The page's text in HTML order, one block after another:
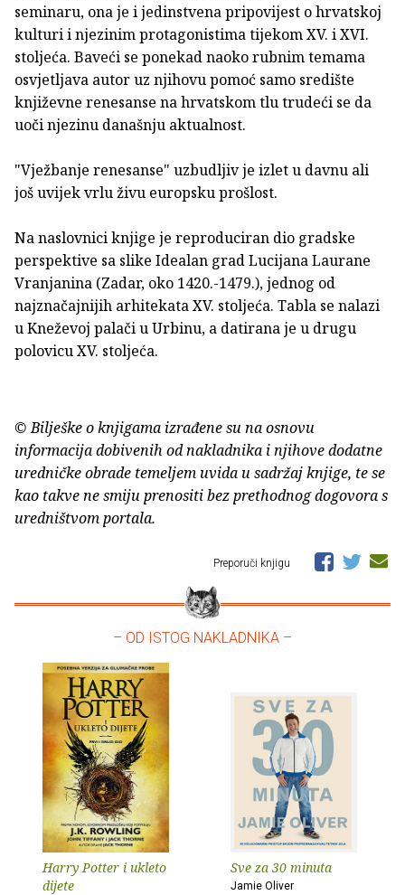
seminaru, ona je i jedinstvena pripovijest o hrvatskoj
kulturi i njezinim protagonistima tijekom XV. i XVI.
stoljeća. Baveći se ponekad naoko rubnim temama
osvjetljava autor uz njihovu pomoć samo središte
književne renesanse na hrvatskom tlu trudeći se da
uoči njezinu današnju aktualnost.
"Vježbanje renesanse" uzbudljiv je izlet u davnu ali
još uvijek vrlu živu europsku prošlost.
Na naslovnici knjige je reproduciran dio gradske
perspektive sa slike Idealan grad Lucijana Laurane
Vranjanina (Zadar, oko 1420.-1479.), jednog od
najznačajnijih arhitekata XV. stoljeća. Tabla se nalazi
u Kneževoj palači u Urbinu, a datirana je u drugu
polovicu XV. stoljeća.
© Bilješke o knjigama izrađene su na osnovu
informacija dobivenih od nakladnika i njihove dodatne
uredničke obrade temeljem uvida u sadržaj knjige, te se
kao takve ne smiju prenositi bez prethodnog dogovora s
uredništvom portala.
Preporuči knjigu
– OD ISTOG NAKLADNIKA –
Harry Potter i ukleto
dijete
Sve za 30 minuta
Jamie Oliver